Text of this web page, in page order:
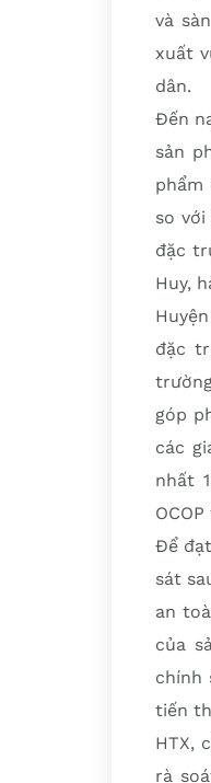
và
xuất
dân.
Đến
sản
phẩm
so với
đặc
Huy,
đặc
góp
các
nhất
Để
sát
an
của
chính
tiến
HTX,
rà